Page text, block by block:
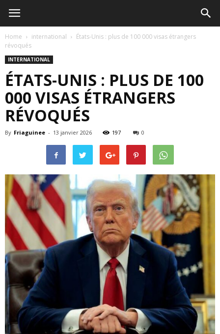
Home international
États-Unis : plus de 100 000 visas étrangers
révoqués
INTERNATIONAL
ÉTATS-UNIS : PLUS DE 100
000 VISAS ÉTRANGERS
RÉVOQUÉS
By Friaguinee - 13 janvier 2026 197 0